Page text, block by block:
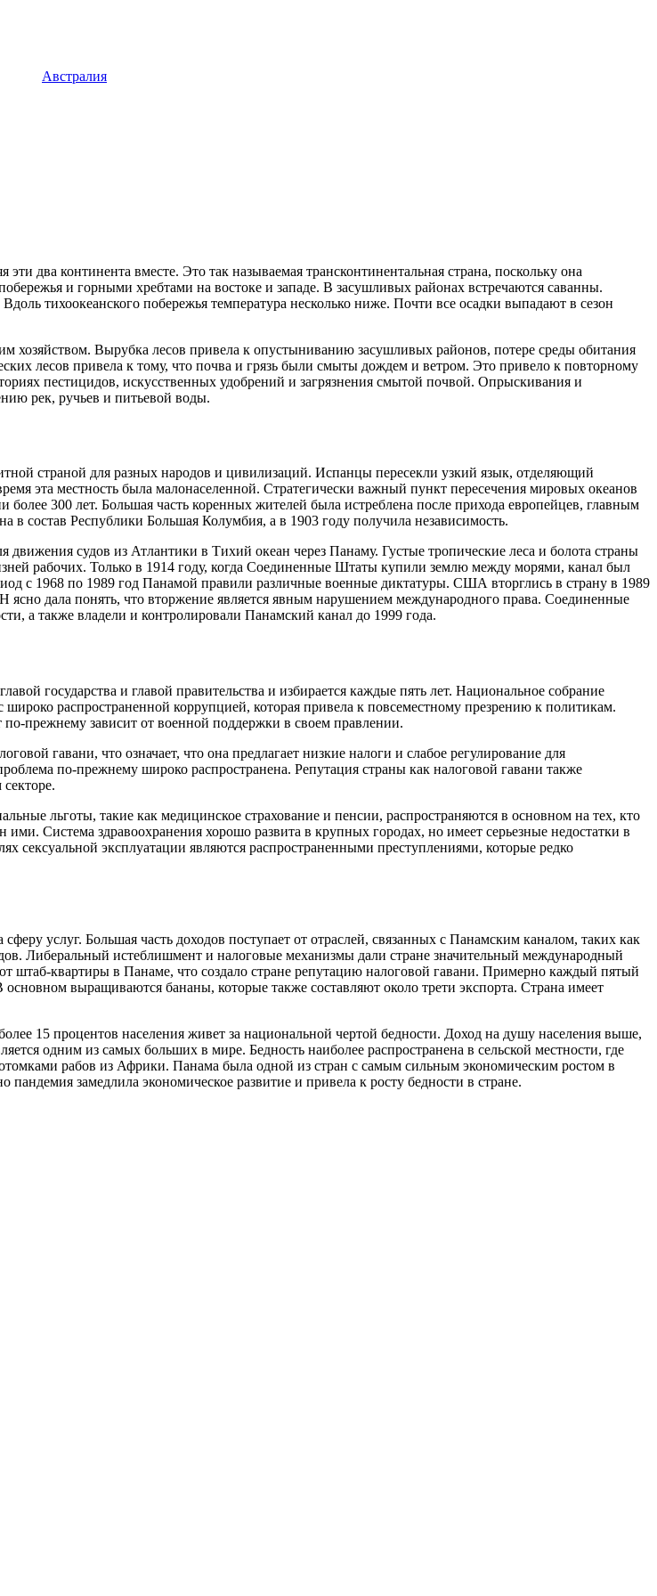
Австралия
два континента вместе. Это так называемая трансконтинентальная страна, поскольку она
и горными хребтами на востоке и западе. В засушливых районах встречаются саванны.
тихоокеанского побережья температура несколько ниже. Почти все осадки выпадают в сезон
хозяйством. Вырубка лесов привела к опустыниванию засушливых районов, потере среды обитания
лесов привела к тому, что почва и грязь были смыты дождем и ветром. Это привело к повторному
пестицидов, искусственных удобрений и загрязнения смытой почвой. Опрыскивания и
рек, ручьев и питьевой воды.
страной для разных народов и цивилизаций. Испанцы пересекли узкий язык, отделяющий
эта местность была малонаселенной. Стратегически важный пункт пересечения мировых океанов
300 лет. Большая часть коренных жителей была истреблена после прихода европейцев, главным
в состав Республики Большая Колумбия, а в 1903 году получила независимость.
судов из Атлантики в Тихий океан через Панаму. Густые тропические леса и болота страны
рабочих. Только в 1914 году, когда Соединенные Штаты купили землю между морями, канал был
с 1968 по 1989 год Панамой правили различные военные диктатуры. США вторглись в страну в 1989
дала понять, что вторжение является явным нарушением международного права. Соединенные
а также владели и контролировали Панамский канал до 1999 года.
государства и главой правительства и избирается каждые пять лет. Национальное собрание
распространенной коррупцией, которая привела к повсеместному презрению к политикам.
прежнему зависит от военной поддержки в своем правлении.
гавани, что означает, что она предлагает низкие налоги и слабое регулирование для
по-прежнему широко распространена. Репутация страны как налоговой гавани также
льготы, такие как медицинское страхование и пенсии, распространяются в основном на тех, кто
Система здравоохранения хорошо развита в крупных городах, но имеет серьезные недостатки в
эксплуатации являются распространенными преступлениями, которые редко
услуг. Большая часть доходов поступает от отраслей, связанных с Панамским каналом, таких как
Либеральный истеблишмент и налоговые механизмы дали стране значительный международный
штаб-квартиры в Панаме, что создало стране репутацию налоговой гавани. Примерно каждый пятый
основном выращиваются бананы, которые также составляют около трети экспорта. Страна имеет
15 процентов населения живет за национальной чертой бедности. Доход на душу населения выше,
одним из самых больших в мире. Бедность наиболее распространена в сельской местности, где
рабов из Африки. Панама была одной из стран с самым сильным экономическим ростом в
замедлила экономическое развитие и привела к росту бедности в стране.